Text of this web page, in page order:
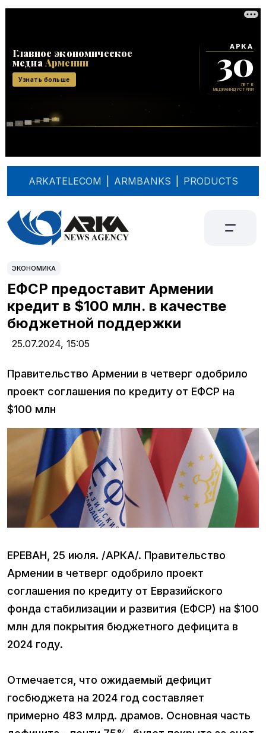
ARKATELECOM ARMBANKS PRODUCTS
ЭКОНОМИКА
ЕФСР предоставит Армении
кредит в $100 млн. в качестве
бюджетной поддержки
25.07.2024, 15:05
Правительство Армении в четверг одобрило
проект соглашения по кредиту от ЕФСР на
$100 млн
ЕРЕВАН, 25 июля. /АРКА/. Правительство
Армении в четверг одобрило проект
соглашения по кредиту от Евразийского
фонда стабилизации и развития (ЕФСР) на $100
млн для покрытия бюджетного дефицита в
2024 году.
Отмечается, что ожидаемый дефицит
госбюджета на 2024 год составляет
примерно 483 млрд. драмов. Основная часть